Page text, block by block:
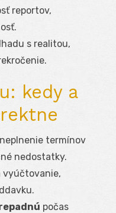
reportov,
s realitou,
kedy a
termínov
nedostatky.
vyúčtovanie,
počas